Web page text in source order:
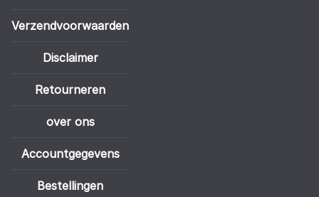
Verzendvoorwaarden
Disclaimer
Retourneren
over ons
Accountgegevens
Bestellingen